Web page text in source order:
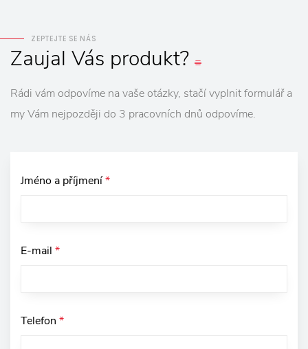
ZEPTEJTE SE NÁS
Zaujal Vás produkt?
Rádi vám odpovíme na vaše otázky, stačí vyplnit formulář a
my Vám nejpozději do 3 pracovních dnů odpovíme.
Jméno a příjmení*
E-mail *
Telefon *